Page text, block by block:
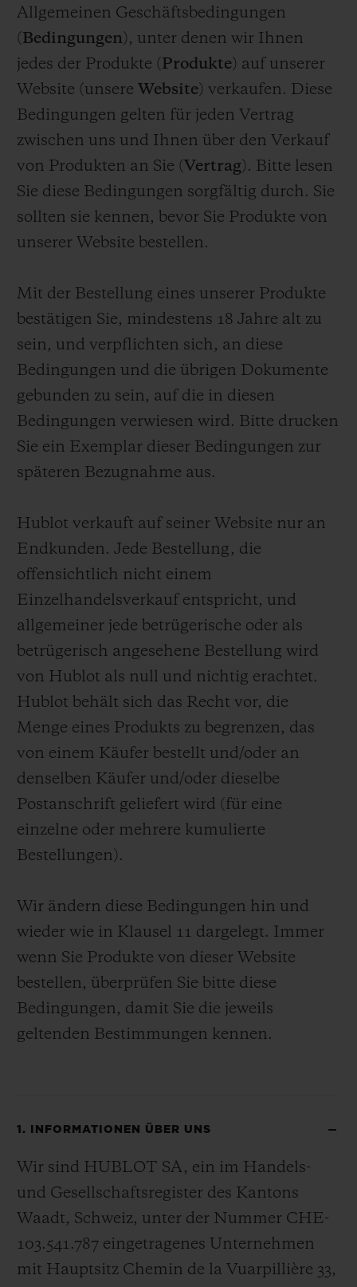
Allgemeinen Geschäftsbedingungen
(Bedingungen), unter denen wir Ihnen
jedes der Produkte (Produkte) auf unserer
Website (unsere Website) verkaufen. Diese
Bedingungen gelten für jeden Vertrag
zwischen uns und Ihnen über den Verkauf
von Produkten an Sie ( Vertrag). Bitte lesen
Sie diese Bedingungen sorgfältig durch. Sie
sollten sie kennen, bevor Sie Produkte von
unserer Website bestellen.
Mit der Bestellung eines unserer Produkte
bestätigen Sie, mindestens 18 Jahre alt zu
sein, und verpflichten sich, an diese
Bedingungen und die übrigen Dokumente
gebunden zu sein, auf die in diesen
Bedingungen verwiesen wird. Bitte drucken
Sie ein Exemplar dieser Bedingungen zur
späteren Bezugnahme aus.
Hublot verkauft auf seiner Website nur an
Endkunden. Jede Bestellung, die
offensichtlich nicht einem
Einzelhandelsverkauf entspricht, und
allgemeiner jede betrügerische oder als
betrügerisch angesehene Bestellung wird
von Hublot als null und nichtig erachtet.
Hublot behält sich das Recht vor, die
Menge eines Produkts zu begrenzen, das
von einem Käufer bestellt und/oder an
denselben Käufer und/oder dieselbe
Postanschrift geliefert wird (für eine
einzelne oder mehrere kumulierte
Bestellungen).
Wir ändern diese Bedingungen hin und
wieder wie in Klausel 11 dargelegt. Immer
wenn Sie Produkte von dieser Website
bestellen, überprüfen Sie bitte diese
Bedingungen, damit Sie die jeweils
geltenden Bestimmungen kennen.
1. INFORMATIONEN ÜBER UNS
Wir sind HUBLOT SA, ein im Handels-
und Gesellschaftsregister des Kantons
Waadt, Schweiz, unter der Nummer CHE-
103.541.787 eingetragenes Unternehmen
mit Hauptsitz Chemin de la Vuarpillière 33,
BIG BANG
COLORED CERAMIC
BIG BANG
EXKLUSIV
EXKLUSIVE DIENSTLEISTUNGEN
HUBLOTISTA UND GARANTIEVERLÄNGERUNG
VORAUSSICHTLICHE LIEFERZEIT
SICHERE BEZAHLUNG
GESCHENKBEUTEL
EINE BOUTIQUE FINDEN